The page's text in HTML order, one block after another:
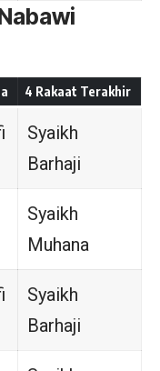
4 Rakaat Terakhir
Syaikh
Barhaji
Syaikh
Muhana
Syaikh
Barhaji